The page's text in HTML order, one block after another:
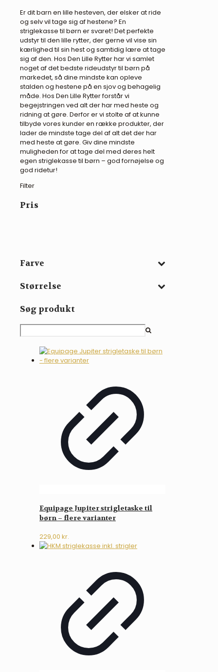
Er dit barn en lille hesteven, der elsker at ride
og selv vil tage sig af hestene? En
striglekasse til børn er svaret! Det perfekte
udstyr til den lille rytter, der gerne vil vise sin
kærlighed til sin hest og samtidig lære at tage
sig af den. Hos Den Lille Rytter har vi samlet
noget af det bedste rideudstyr til børn på
markedet, så dine mindste kan opleve
stalden og hestene på en sjov og behagelig
måde. Hos Den Lille Rytter forstår vi
begejstringen ved alt der har med heste og
ridning at gøre. Derfor er vi stolte af at kunne
tilbyde vores kunder en række produkter, der
lader de mindste tage del af alt det der har
med heste at gøre. Giv dine mindste
muligheden for at tage del med deres helt
egen striglekasse til børn – god fornøjelse og
god ridetur!
Filter
Pris
Farve
Størrelse
Søg produkt
Equipage Jupiter strigletaske til
børn – flere varianter
229,00 kr.